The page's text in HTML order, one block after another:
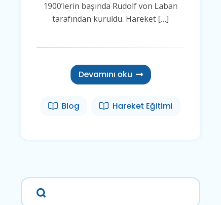
1900’lerin başında Rudolf von Laban
tarafından kuruldu. Hareket […]
Devamını oku
Blog Hareket Eğitimi